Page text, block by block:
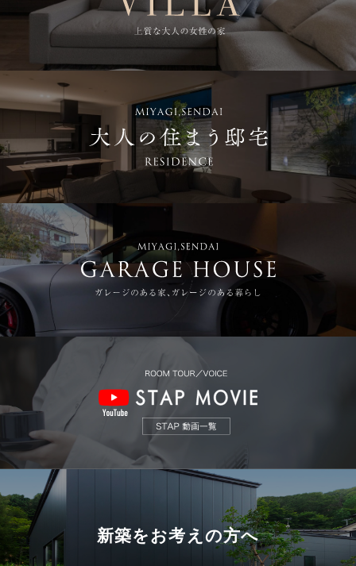
新築をお考えの方へ